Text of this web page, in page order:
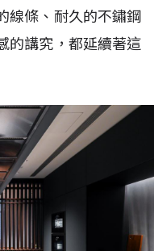
線條、耐久的不鏽鋼
的講究，都延續著這